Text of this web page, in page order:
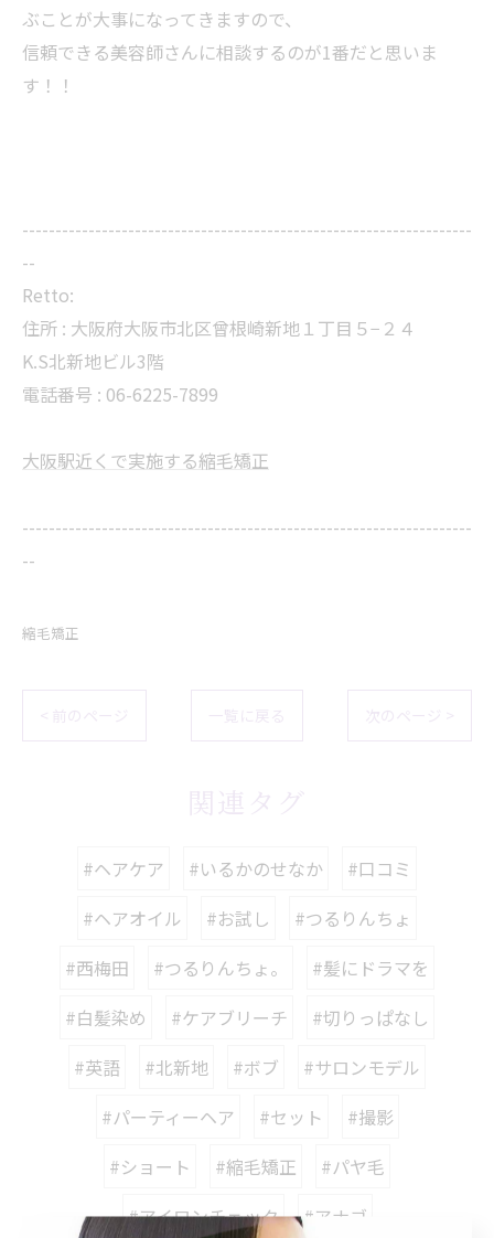
ぶことが大事になってきますので、
信頼できる美容師さんに相談するのが1番だと思いま
す！！
--------------------------------------------------------------------
--
Retto:
住所 : 大阪府大阪市北区曾根崎新地１丁目５−２４
K.S北新地ビル3階
電話番号 : 06-6225-7899
大阪駅近くで実施する縮毛矯正
--------------------------------------------------------------------
--
縮毛矯正
< 前のページ 一覧に戻る 次のページ >
関連タグ
#ヘアケア #いるかのせなか
#口コミ
#ヘアオイル
#お試し
#つるりんちょ
#西梅田
#つるりんちょ。
#髪にドラマを
#白髪染め
#ケアブリーチ
#切りっぱなし
#英語
#北新地 #ボブ
#サロンモデル
#パーティーヘア
#セット
#撮影
#ショート
#縮毛矯正
#パヤ毛
#アイロンチェック
#アナゴ